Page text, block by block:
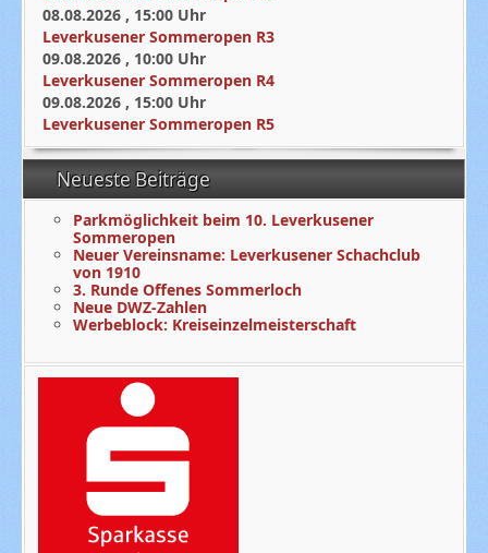
08.08.2026 , 15:00 Uhr
Leverkusener Sommeropen R3
09.08.2026 , 10:00 Uhr
Leverkusener Sommeropen R4
09.08.2026 , 15:00 Uhr
Leverkusener Sommeropen R5
Neueste Beiträge
Parkmöglichkeit beim 10. Leverkusener
Sommeropen
Neuer Vereinsname: Leverkusener Schachclub
von 1910
3. Runde Offenes Sommerloch
Neue DWZ-Zahlen
Werbeblock: Kreiseinzelmeisterschaft